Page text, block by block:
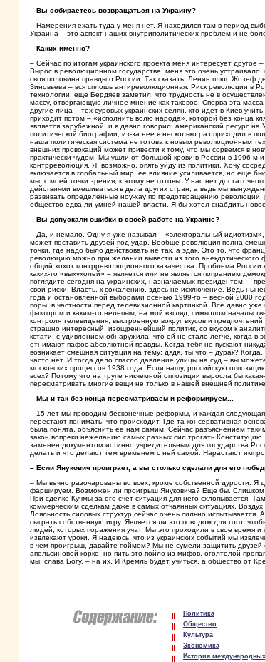
– Вы собираетесь возвращаться на Украину?
– Намерения ехать туда у меня нет. Я находился там в период
Украина – это аспект наших внутриполитических проблем и не
– Каких именно?
– Сейчас по итогам украинского проекта меня интересует
Вырос в революционном государстве, меня это очень
своя половина правды о России. Так сказать, Ленин плюс Жозеф
Зиновьева – вся сплошь антиреволюционная. Риск революции в
технологии: еще Бердяев заметил, что трудность не в
массу, отвергающую личное мнение как таковое. Сперва эта
другие лица – тех суровых украинских селян, кто идет в Киев
приходит потом – «исполнить волю народа», которой без конца
является зарубежной, и я давно говорил: американский ресурс
политической биографии, из-за нее я несколько раз приходил в
наша политическая система не готова к новым революционным
внешних провокаций может привести к тому, что мы сорвемся в
практически чудом. Мы ушли от большой крови в России в 1996-
контрреволюция. Я, возможно, опять уйду из политики. Хочу
включается в глобальный мир, ее влияние усиливается, но еще
мы, с моей точки зрения, к этому не готовы. У нас нет
действиями вмешиваться в дела других стран, а ведь мы
развивать определенные ноу-хау по предотвращению
общество едва ли умней нашей власти. Я бы хотел снабдить
– Вы допускали ошибки в своей работе на Украине?
– Да, и немало. Одну я уже называл – «электоральный идиотизм»,
может поставить друзей под удар. Вообще революция полна
точки, где надо было действовать не так, а эдак. Это то, что
революцию можно при желании вывести из того анекдотического
общий хохот контрреволюционного казачества. Проблема
каких-то «выхухолей» – является или не является попранием
поглядите сегодня на украинских, назначаемых президентом, –
свои риски. Власть, к сожалению, здесь не исключение. Ведь
года и остановленной выборами осенью 1999-го – весной 2000
поры, в частности перед телевизионной картинкой. Все давно
фактором и каким-то нелепым, на мой взгляд, символом
контроля телевидения, выстроенную вокруг вкусов и
страшно интересный, изощреннейший политик, со вкусом к
кстати, с удивлением обнаружила, что ей не стало легче, когда
отнимают пафос абсолютной правды. Когда тебя не пускают
возникает смешная ситуация на тему: дядя, ты что – дурак?
часто нет. И тогда дело спасло давление улицы на суд – вы
московских процессов 1938 года. Если нашу, российскую
всех? Потому что на трупе никчемной оппозиции выросла бы
пересматривать многие вещи не только в нашей внешней
– Мы и так без конца пересматриваем и реформируем...
– 15 лет мы проводим бесконечные реформы, и каждая
перестают понимать, что происходит. Где та консервативная
была понята, объяснить ее нам самим. Сейчас разъяснением
закон вопреки нежеланию самых разных сил трогать
заменен документом истинно учредительным для государства
делать и что делают тем временем с ней самой. Нарастают
– Если Янукович проиграет, а вы столько сделали для его
– Мы вечно разочарованы во всех, кроме собственной дурости.
фаршируем. Возможен ли проигрыш Януковича? Еще бы. Слишком
При сделке Кучмы за его счет ситуация для него схлопывается.
коммерческим сделкам даже в самых отчаянных ситуациях.
Лояльность силовых структур сейчас очень сильно
сыграть собственную игру. Является ли это поводом для того,
людей, которых поражения учат. Мы это проходили в свое время
извлекают уроки. Я надеюсь, что из украинских событий мы
в чем проигрыш, давайте поймем? Мы не сумели защитить друзей
апельсиновой корке, но пить это пойло из мифов, оголтелой
мы, слава Богу, – на их. И Кремль будет учиться, а общество от
Политика
Общество
Культура
Экономика
История